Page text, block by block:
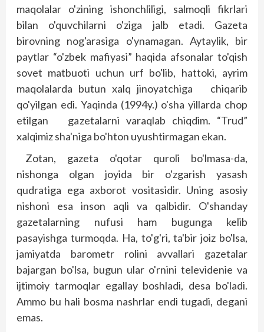
maqolalar o'zining ishonch­liligi, salmoqli fikrlari
bilan o'quvchilarni o'ziga jalb etadi. Gazeta
birovning nog'arasiga o'ynamagan. Aytaylik, bir
paytlar “o'zbek mafiyasi” haqida afsonalar to'qish
sovet matbuoti uchun urf bo'lib, hattoki, ayrim
maqolalarda butun xalq jinoyatchiga chiqarib
qo'yilgan edi. Yaqinda (1994y.) o'sha yillarda chop
etilgan gazetalarni varaqlab chiqdim. “Trud”
xalqimiz sha'niga bo'hton uyushtirmagan ekan.
Zotan, gazeta o'q­otar quroli bo'lmasa-da,
nishonga olgan jo­yida bir o'zgarish yasash
qudratiga ega axborot vositasidir. Uning asosiy
nishoni esa inson aqli va qalbidir. O'shanday
gazetalarning nufusi ham bugunga kelib
pasayishga turmoqda. Ha, to'g'ri, ta'bir joiz bo'lsa,
jamiyatda barometr rolini avvallari gazetalar
bajargan bo'lsa, bugun ular o'rnini televidenie va
ijtimoiy tarmoqlar egallay boshladi, desa bo'ladi.
Ammo bu hali bosma nashrlar endi tugadi, degani
emas.